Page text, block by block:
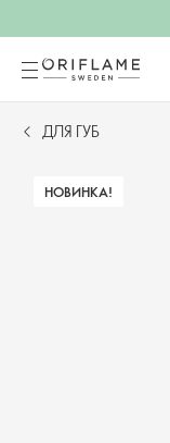
ДЛЯ ГУБ
НОВИНКА!